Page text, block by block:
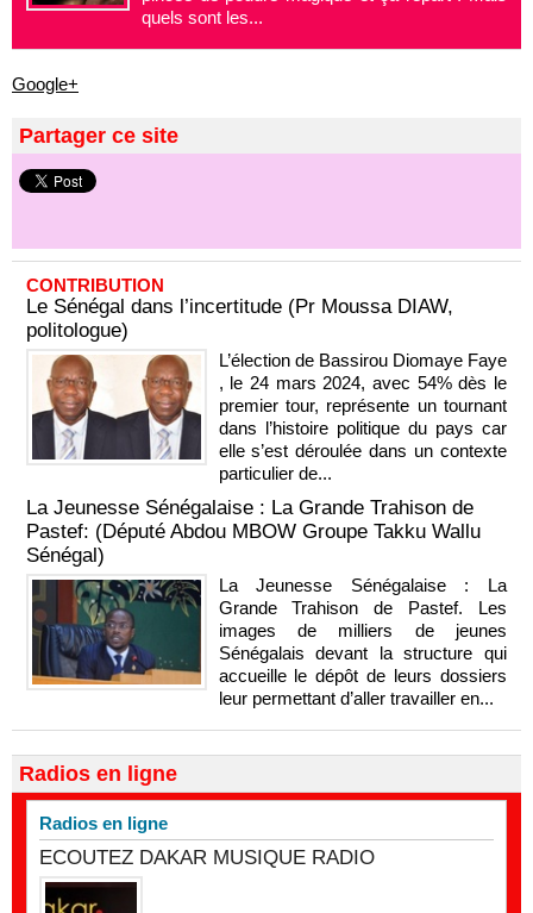
quels sont les...
Google+
Partager ce site
CONTRIBUTION
Le Sénégal dans l’incertitude (Pr Moussa DIAW,
politologue)
L’élection de Bassirou Diomaye Faye
, le 24 mars 2024, avec 54% dès le
premier tour, représente un tournant
dans l’histoire politique du pays car
elle s’est déroulée dans un contexte
particulier de...
La Jeunesse Sénégalaise : La Grande Trahison de
Pastef: (Député Abdou MBOW Groupe Takku Wallu
Sénégal)
La Jeunesse Sénégalaise : La
Grande Trahison de Pastef. Les
images de milliers de jeunes
Sénégalais devant la structure qui
accueille le dépôt de leurs dossiers
leur permettant d’aller travailler en...
Radios en ligne
Radios en ligne
ECOUTEZ DAKAR MUSIQUE RADIO